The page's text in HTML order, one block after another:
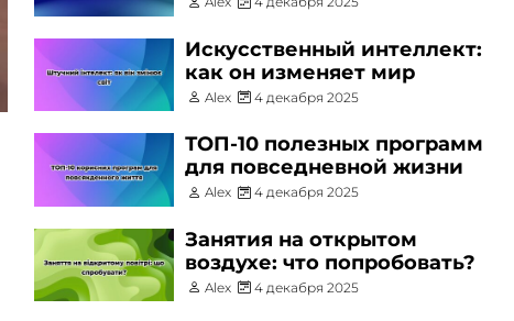
Искусственный интеллект:
как он изменяет мир
Alex 4 декабря 2025
ТОП-10 полезных программ
для повседневной жизни
Alex 4 декабря 2025
Занятия на открытом
воздухе: что попробовать?
Alex 4 декабря 2025